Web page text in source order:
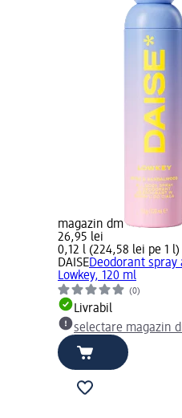
magazin dm
26,95 lei
0,12 l (224,58 lei pe 1 l)
DAISEDeodorant spray
Lowkey, 120 ml
(0)
Livrabil
selectare magazin